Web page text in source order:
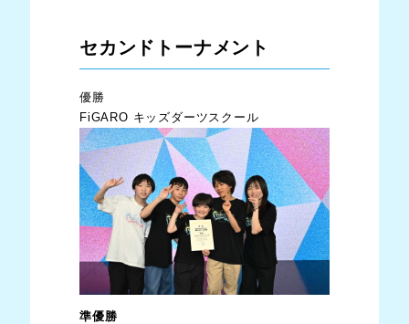
セカンドトーナメント
優勝
FiGARO キッズダーツスクール
準優勝